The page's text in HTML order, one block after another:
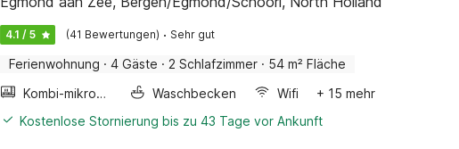
4.1 / 5 (41 Bewertungen) · Sehr gut
Ferienwohnung · 4 Gäste · 2 Schlafzimmer · 54 m² Fläche
Kombi-mikrowelle
Waschbecken Wifi
+ 15 mehr
Kostenlose Stornierung bis zu 43 Tage vor Ankunft